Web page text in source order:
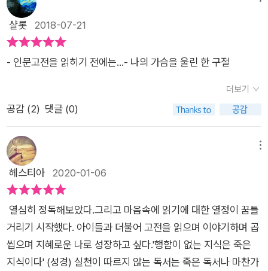
샬롯 2018-07-21
- 인문고전을 읽히기 전에는...- 나의 가슴을 울린 한 구절
더보기
공감 (2) 댓글 (0)
헤스티아 2020-01-06
열심히 정독해보았다.그리고 마음속에 읽기에 대한 열정이 꿈틀
거리기 시작했다. 아이들과 더불어 고전을 읽으며 이야기하며 곱
씹으며 지혜로운 나로 성장하고 싶다.'행함이 없는 지식은 죽은
지식이다' (성경) 실천이 따르지 않는 독서는 죽은 독서나 마찬가